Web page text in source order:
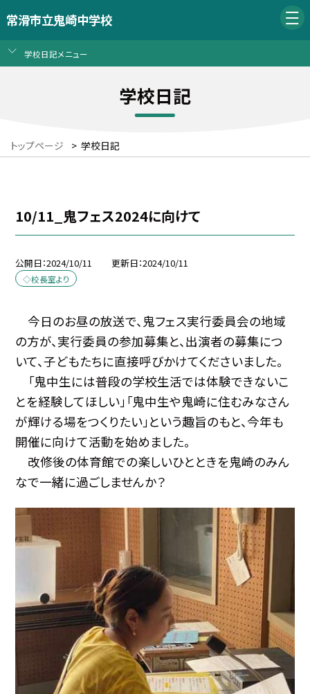
常滑市立鬼崎中学校
学校日記メニュー
学校日記
トップページ > 学校日記
10/11_鬼フェス2024に向けて
公開日 2024/10/11 更新日 2024/10/11
◇校長室より
今日のお昼の放送で、鬼フェス実行委員会の地域
の方が、実行委員の参加募集と、出演者の募集につ
いて、子どもたちに直接呼びかけてくださいました。
「鬼中生には普段の学校生活では体験できないこ
とを経験してほしい」「鬼中生や鬼崎に住むみなさん
が輝ける場をつくりたい」という趣旨のもと、今年も
開催に向けて活動を始めました。
改修後の体育館での楽しいひとときを鬼崎のみん
なで一緒に過ごしませんか？